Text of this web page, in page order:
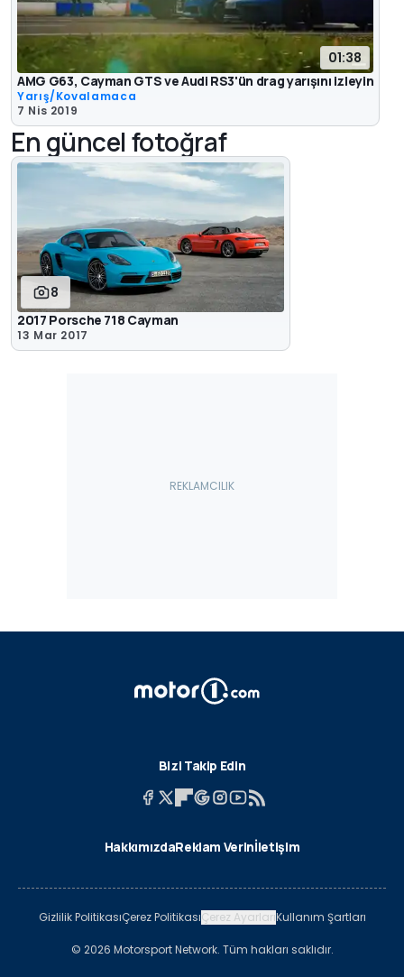
01:38
AMG G63, Cayman GTS ve Audi RS3'ün drag yarışını izleyin
Yarış/Kovalamaca
7 Nis 2019
En güncel fotoğraf
8
2017 Porsche 718 Cayman
13 Mar 2017
Bizi Takip Edin
HakkımızdaReklam Verinİletişim
Gizlilik PolitikasıÇerez PolitikasıÇerez AyarlarıKullanım Şartları
© 2026 Motorsport Network. Tüm hakları saklıdır.